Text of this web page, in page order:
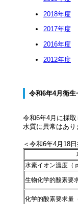
2018年度
2017年度
2016年度
2012年度
令和6年4月衛
令和6年4 月 に採
水質に異常はあり
＜令和6年4月18
水素イオン濃度（
生物化学的酸素要
化学的酸素要求量